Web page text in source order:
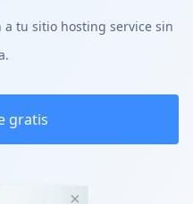
a tu sitio hosting service sin
gratis